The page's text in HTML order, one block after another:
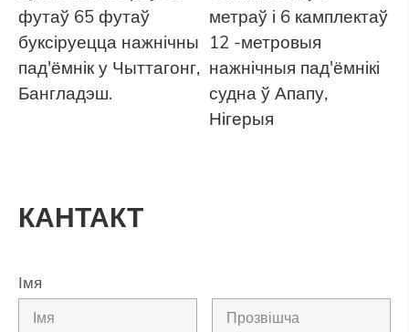
футаў 65 футаў
буксіруецца нажнічны
пад'ёмнік у Чыттагонг,
Бангладэш.
метраў і 6 камплектаў
12 -метровыя
нажнічныя пад'ёмнікі
судна ў Апапу,
Нігерыя
КАНТАКТ
Імя